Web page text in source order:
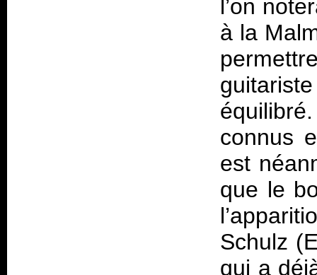
l’on
à la
connus
est
que le
Schulz
qui a